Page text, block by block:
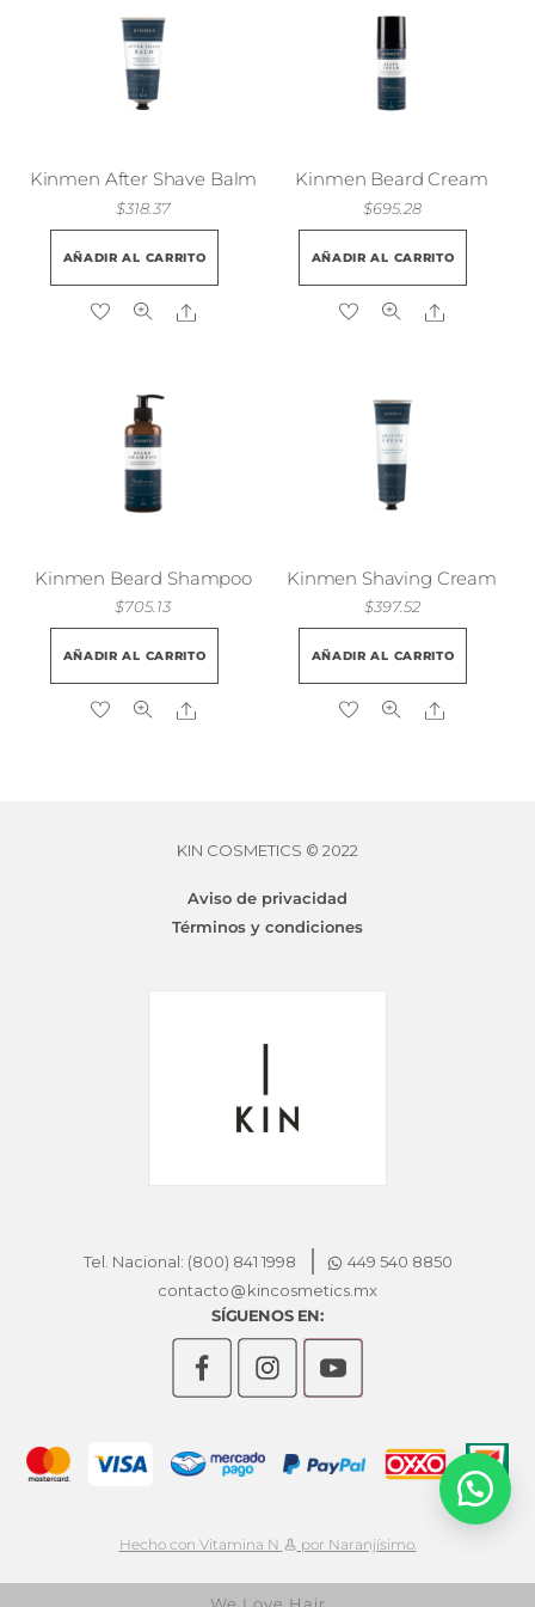
Kinmen After Shave Balm
$318.37
AÑADIR AL CARRITO
Share
Kinmen Beard Cream
$695.28
AÑADIR AL CARRITO
Share
Kinmen Beard Shampoo
$705.13
AÑADIR AL CARRITO
Share
Kinmen Shaving Cream
$397.52
AÑADIR AL CARRITO
Share
KIN COSMETICS © 2022
Aviso de privacidad
Términos y condiciones
Tel. Nacional: (800) 841 1998
449 540 8850
contacto
kincosmetics.mx
SÍGUENOS EN:
Hecho con Vitamina N por Naranjísimo.
We Love Hair